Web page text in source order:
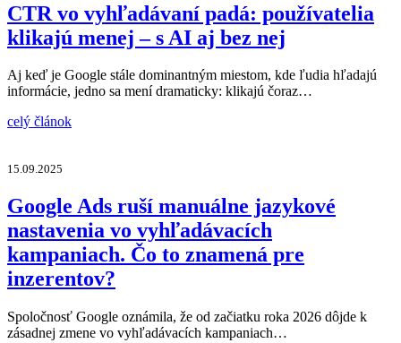
CTR vo vyhľadávaní padá: používatelia
klikajú menej – s AI aj bez nej
Aj keď je Google stále dominantným miestom, kde ľudia hľadajú
informácie, jedno sa mení dramaticky: klikajú čoraz…
celý článok
15.09.2025
Google Ads ruší manuálne jazykové
nastavenia vo vyhľadávacích
kampaniach. Čo to znamená pre
inzerentov?
Spoločnosť Google oznámila, že od začiatku roka 2026 dôjde k
zásadnej zmene vo vyhľadávacích kampaniach…